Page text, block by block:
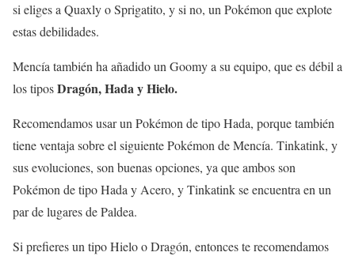
si eliges a Quaxly o Sprigatito, y si no, un Pokémon que explote
estas debilidades.
Mencía también ha añadido un Goomy a su equipo, que es débil a
los tiposDragón, Hada y Hielo.
Recomendamos usar un Pokémon de tipo Hada, porque también
tiene ventaja sobre el siguiente Pokémon de Mencía. Tinkatink, y
sus evoluciones, son buenas opciones, ya que ambos son
Pokémon de tipo Hada y Acero, y Tinkatink se encuentra en un
par de lugares de Paldea.
Si prefieres un tipo Hielo o Dragón, entonces te recomendamos